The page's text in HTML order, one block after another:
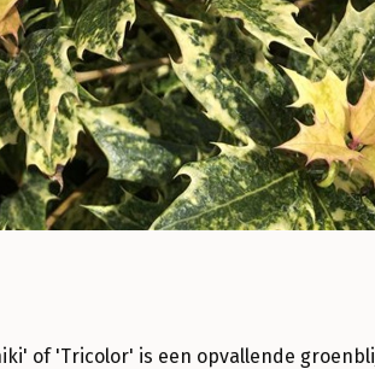
of 'Tricolor' is een opvallende